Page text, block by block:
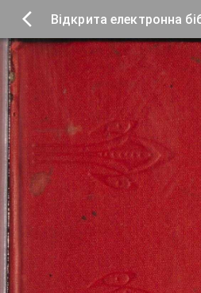
Відкрита електронна